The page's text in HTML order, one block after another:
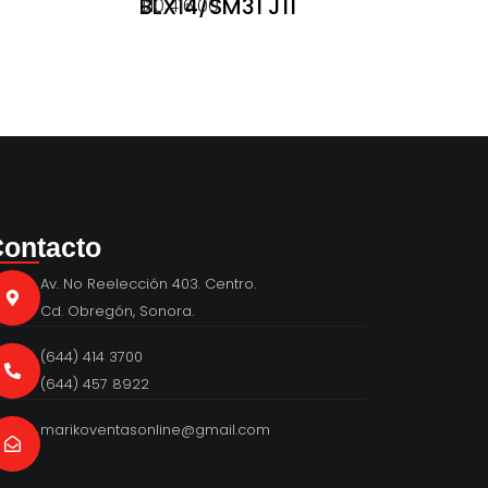
$10,416.00
Av. No Reelección 403. Centro.
Cd. Obregón, Sonora.
(644) 414 3700
(644) 457 8922
marikoventasonline@gmail.com